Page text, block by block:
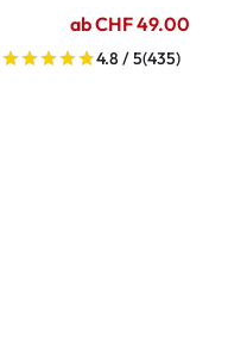
ab CHF 49.00
4.8 / 5(435)